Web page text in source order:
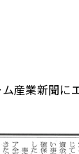
産業新聞に